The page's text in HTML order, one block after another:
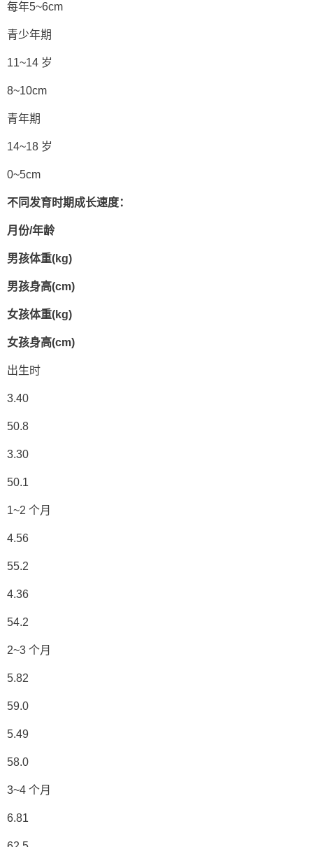
每年5~6cm
青少年期
11~14 岁
8~10cm
青年期
14~18 岁
0~5cm
不同发育时期成长速度：
月份/年龄
男孩体重(kg)
男孩身高(cm)
女孩体重(kg)
女孩身高(cm)
出生时
3.40
50.8
3.30
50.1
1~2 个月
4.56
55.2
4.36
54.2
2~3 个月
5.82
59.0
5.49
58.0
3~4 个月
6.81